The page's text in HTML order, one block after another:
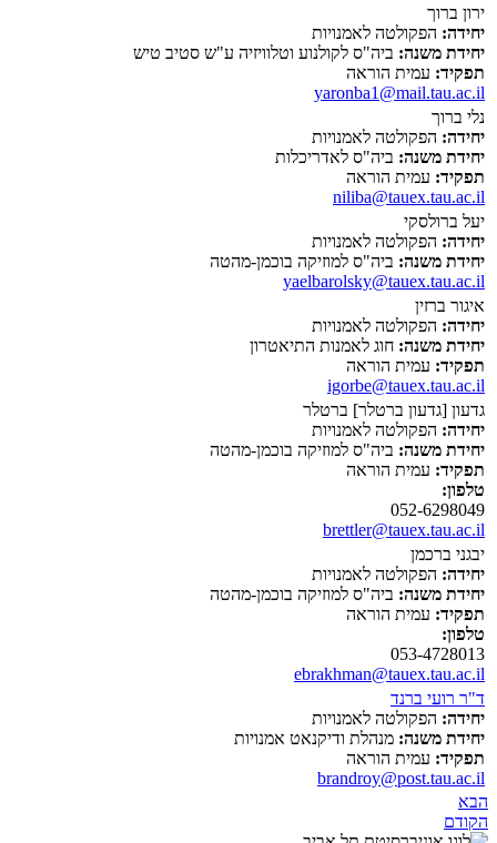
ירון ברוך
יחידה: הפקולטה לאמנויות
יחידת משנה: ביה"ס לקולנוע וטלוויזיה ע"ש סטיב טיש
תפקיד: עמית הוראה
yaronba1@mail.tau.ac.il
נלי ברוך
יחידה: הפקולטה לאמנויות
יחידת משנה: ביה"ס לאדריכלות
תפקיד: עמית הוראה
niliba@tauex.tau.ac.il
יעל ברולסקי
יחידה: הפקולטה לאמנויות
יחידת משנה: ביה"ס למוזיקה בוכמן-מהטה
yaelbarolsky@tauex.tau.ac.il
איגור ברזין
יחידה: הפקולטה לאמנויות
יחידת משנה: חוג לאמנות התיאטרון
תפקיד: עמית הוראה
igorbe@tauex.tau.ac.il
גדעון [גדעון ברטלר] ברטלר
יחידה: הפקולטה לאמנויות
יחידת משנה: ביה"ס למוזיקה בוכמן-מהטה
תפקיד: עמית הוראה
טלפון:
052-6298049
brettler@tauex.tau.ac.il
יבגני ברכמן
יחידה: הפקולטה לאמנויות
יחידת משנה: ביה"ס למוזיקה בוכמן-מהטה
תפקיד: עמית הוראה
טלפון:
053-4728013
ebrakhman@tauex.tau.ac.il
ד"ר רועי ברנד
יחידה: הפקולטה לאמנויות
יחידת משנה: מנהלת ודיקנאט אמנויות
תפקיד: עמית הוראה
brandroy@post.tau.ac.il
הבא
הקודם